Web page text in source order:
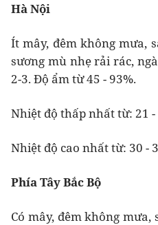
Hà Nội
Ít mây, đêm không mưa,
sương mù nhẹ rải rác,
2-3. Độ ẩm từ 45 - 93%.
Nhiệt độ thấp nhất từ: 21 -
Nhiệt độ cao nhất từ: 30 -
Phía Tây Bắc Bộ
Có mây, đêm không mưa,